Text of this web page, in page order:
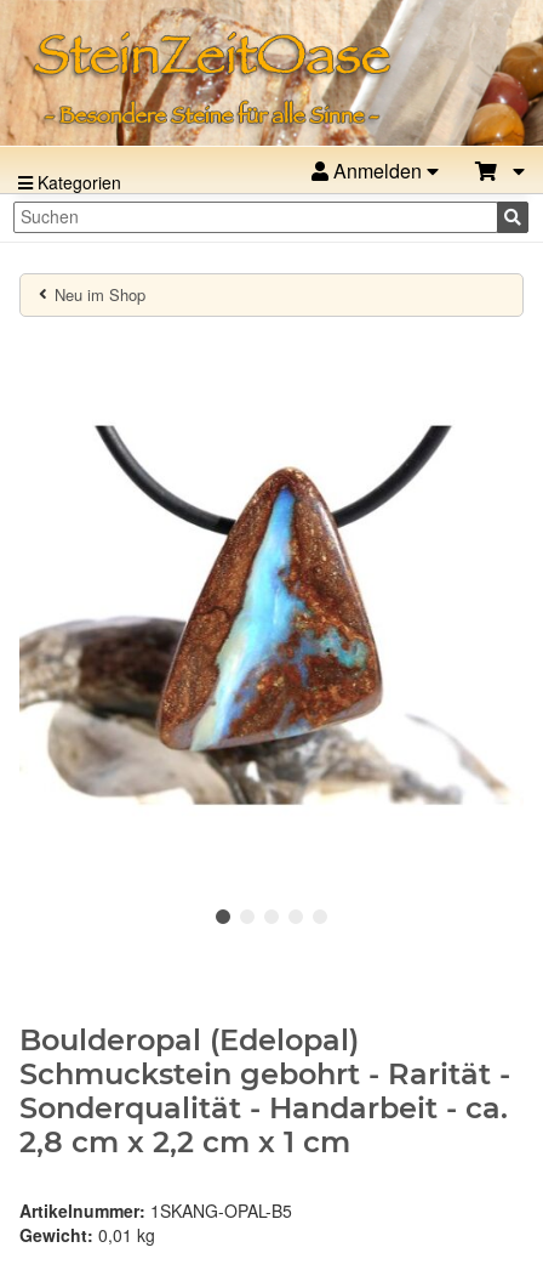
Kategorien Anmelden
Neu im Shop
Boulderopal (Edelopal)
Schmuckstein gebohrt - Rarität -
Sonderqualität - Handarbeit - ca.
2,8 cm x 2,2 cm x 1 cm
Artikelnummer: 1SKANG-OPAL-B5
Gewicht: 0,01 kg